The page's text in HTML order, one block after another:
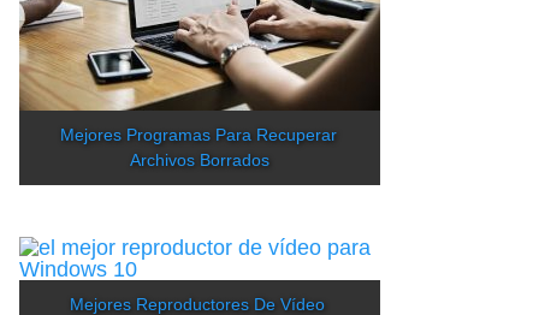
Mejores Programas Para Recuperar
Archivos Borrados
Mejores Reproductores De Vídeo